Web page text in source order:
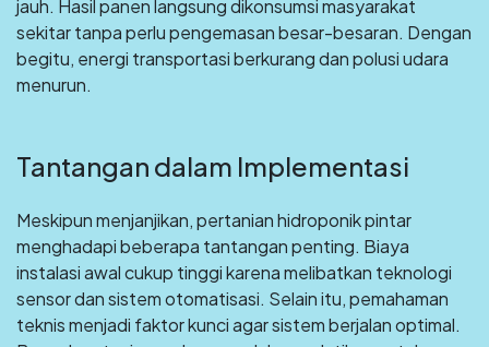
jauh. Hasil panen langsung dikonsumsi masyarakat
sekitar tanpa perlu pengemasan besar-besaran. Dengan
begitu, energi transportasi berkurang dan polusi udara
menurun.
Tantangan dalam Implementasi
Meskipun menjanjikan, pertanian hidroponik pintar
menghadapi beberapa tantangan penting. Biaya
instalasi awal cukup tinggi karena melibatkan teknologi
sensor dan sistem otomatisasi. Selain itu, pemahaman
teknis menjadi faktor kunci agar sistem berjalan optimal.